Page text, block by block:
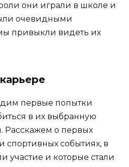
они играли в школе и
очевидными
привыкли видеть их
первые попытки
в их выбранную
Расскажем о первых
спортивных событиях, в
участие и которые стали